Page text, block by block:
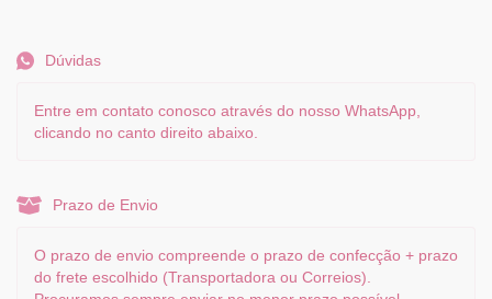
Dúvidas
Entre em contato conosco através do nosso WhatsApp,
clicando no canto direito abaixo.
Prazo de Envio
O prazo de envio compreende o prazo de confecção + prazo
do frete escolhido (Transportadora ou Correios).